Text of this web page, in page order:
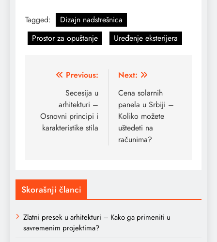
Tagged:
Dizajn nadstrešnica
Prostor za opuštanje
Uređenje eksterijera
Kretanje
članka
Previous:
Secesija u
arhitekturi –
Osnovni principi i
karakteristike stila
Next:
Cena solarnih
panela u Srbiji –
Koliko možete
uštedeti na
računima?
Skorašnji članci
Zlatni presek u arhitekturi – Kako ga primeniti u
savremenim projektima?